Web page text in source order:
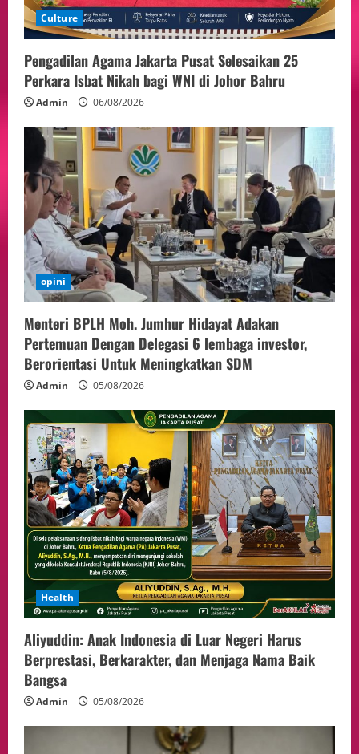
Culture
Pengadilan Agama Jakarta Pusat Selesaikan 25
Perkara Isbat Nikah bagi WNI di Johor Bahru
Admin 06/08/2026
opini
Menteri BPLH Moh. Jumhur Hidayat Adakan
Pertemuan Dengan Delegasi 6 lembaga investor,
Berorientasi Untuk Meningkatkan SDM
Admin 05/08/2026
Health
Aliyuddin: Anak Indonesia di Luar Negeri Harus
Berprestasi, Berkarakter, dan Menjaga Nama Baik
Bangsa
Admin 05/08/2026